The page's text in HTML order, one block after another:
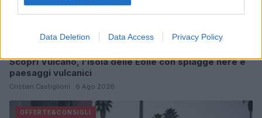
Data Deletion Data Access Privacy Policy
Scopri Vulcano, l’isola delle Eolie con spiagge nere e
paesaggi vulcanici
Cristian Castiglioni · 6 Ago 2026
OFFERTE&CONSIGLI